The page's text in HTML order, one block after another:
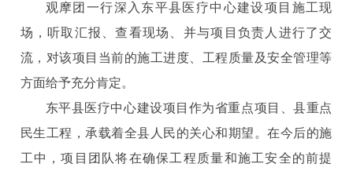
观摩团一行深入东平县医疗中心建设项目施工现
场，听取汇报、查看现场、并与项目负责人进行了交
流，对该项目当前的施工进度、工程质量及安全管理等
方面给予充分肯定。
东平县医疗中心建设项目作为省重点项目、县重点
民生工程，承载着全县人民的关心和期望。在今后的施
工中，项目团队将在确保工程质量和施工安全的前提